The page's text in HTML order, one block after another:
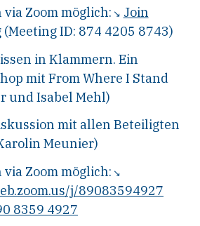
Zoom möglich:
Join
(Meeting ID: 874 4205 8743)
in Klammern. Ein
mit From Where I Stand
und Isabel Mehl)
mit allen Beteiligten
Meunier)
Zoom möglich:
j/89083594927
8359 4927